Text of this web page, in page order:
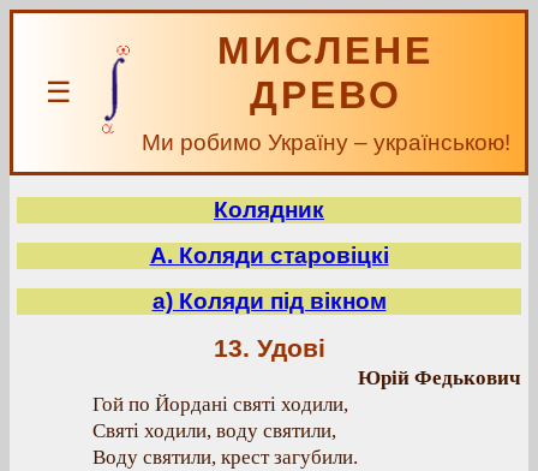
☰
МИСЛЕНЕ
ДРЕВО
Ми робимо Україну – українською!
Колядник
А. Коляди старовіцкі
а) Коляди під вікном
13. Удові
Юрій Федькович
Гой по Йордані святі ходили,
Святі ходили, воду святили,
Воду святили, крест загубили.